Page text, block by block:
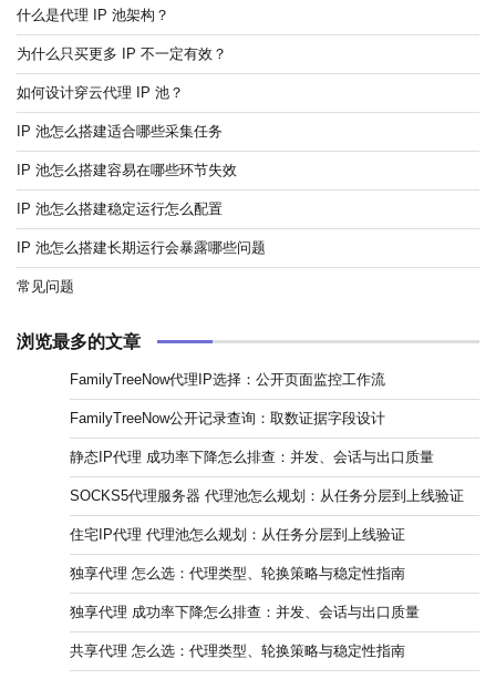
什么是代理 IP 池架构？
为什么只买更多 IP 不一定有效？
如何设计穿云代理 IP 池？
IP 池怎么搭建适合哪些采集任务
IP 池怎么搭建容易在哪些环节失效
IP 池怎么搭建稳定运行怎么配置
IP 池怎么搭建长期运行会暴露哪些问题
常见问题
浏览最多的文章
FamilyTreeNow代理IP选择：公开页面监控工作流
FamilyTreeNow公开记录查询：取数证据字段设计
静态IP代理 成功率下降怎么排查：并发、会话与出口质量
SOCKS5代理服务器 代理池怎么规划：从任务分层到上线验证
住宅IP代理 代理池怎么规划：从任务分层到上线验证
独享代理 怎么选：代理类型、轮换策略与稳定性指南
独享代理 成功率下降怎么排查：并发、会话与出口质量
共享代理 怎么选：代理类型、轮换策略与稳定性指南